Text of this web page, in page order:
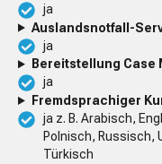
ja
Auslandsnotfall-
ja
Bereitstellung Case
ja
Fremdsprachiger
ja z. B. Arabisch,
Polnisch, Russisch,
Türkisch